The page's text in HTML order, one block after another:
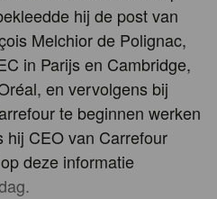
hij de post van
Melchior de Polignac,
in Parijs en Cambridge,
en vervolgens bij
te beginnen werken
hij CEO van Carrefour
deze informatie